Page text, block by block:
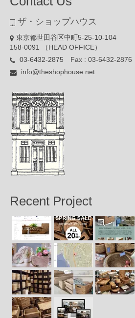
ザ・ショップハウス
東京都世田谷区中町5-25-10-104
158-0091 （HEAD OFFICE）
03-6432-2875 Fax : 03-6432-2876
info@theshophouse.net
Recent Project